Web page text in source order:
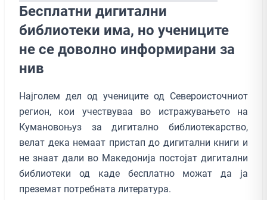
Бесплатни дигитални
библиотеки има, но учениците
не се доволно информирани за
нив
Најголем дел од учениците од Североисточниот
регион, кои учествуваа во истражувањето на
Кумановоњуз за дигитално библиотекарство,
велат дека немаат пристап до дигитални книги и
не знаат дали во Македонија постојат дигитални
библиотеки од каде бесплатно можат да ја
преземат потребната литература.